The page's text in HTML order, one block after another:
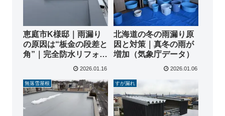
恵庭市K様邸｜雨漏り
の原因は“板金の段差と
角”｜完全防水リフォー
2026.01.16
北海道の冬の雨漏り原
因と対策｜真冬の雨が
増加（気象庁データ）
2026.01.06
無落雪屋根 すが漏れ